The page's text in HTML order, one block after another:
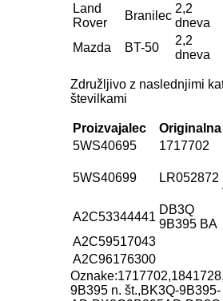
Land
Rover
Branilec
2,2
dneva
Mazda BT-50
2,2
dneva
Združljivo z naslednjimi
številkami
Proizvajalec
5WS40695
1717702
5WS40699 LR052872
A2C53344441
DB3Q
9B395 BA
A2C59517043
A2C96176300
Oznake:1717702,1841728,
9B395 n. št.,BK3Q-9B395-